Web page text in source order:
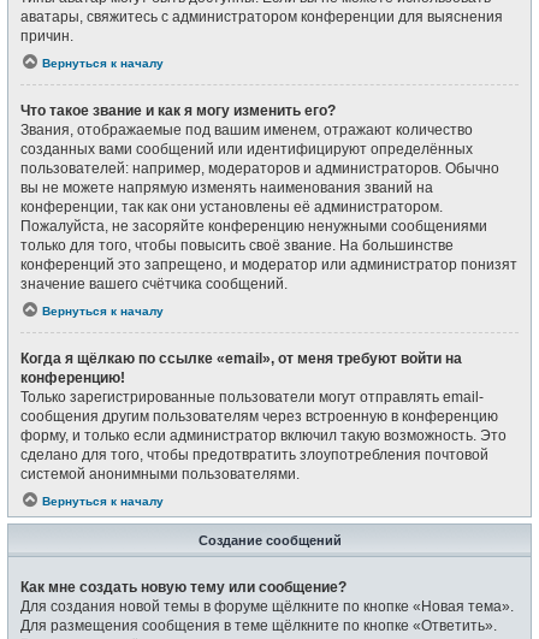
аватары, свяжитесь с администратором конференции для выяснения
причин.
Вернуться к началу
Что такое звание и как я могу изменить его?
Звания, отображаемые под вашим именем, отражают количество
созданных вами сообщений или идентифицируют определённых
пользователей: например, модераторов и администраторов. Обычно
вы не можете напрямую изменять наименования званий на
конференции, так как они установлены её администратором.
Пожалуйста, не засоряйте конференцию ненужными сообщениями
только для того, чтобы повысить своё звание. На большинстве
конференций это запрещено, и модератор или администратор понизят
значение вашего счётчика сообщений.
Вернуться к началу
Когда я щёлкаю по ссылке «email», от меня требуют войти на
конференцию!
Только зарегистрированные пользователи могут отправлять email-
сообщения другим пользователям через встроенную в конференцию
форму, и только если администратор включил такую возможность. Это
сделано для того, чтобы предотвратить злоупотребления почтовой
системой анонимными пользователями.
Вернуться к началу
Создание сообщений
Как мне создать новую тему или сообщение?
Для создания новой темы в форуме щёлкните по кнопке «Новая тема».
Для размещения сообщения в теме щёлкните по кнопке «Ответить».